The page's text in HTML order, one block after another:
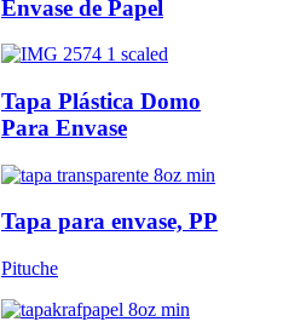
Envase de Papel
Tapa Plástica Domo
Para Envase
Tapa para envase, PP
Pituche